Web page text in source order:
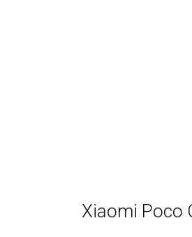
Xiaomi Poco